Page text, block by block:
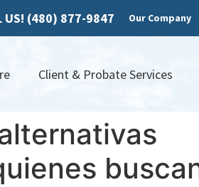
US! (480) 877-9847 Our Company
Client & Probate Services